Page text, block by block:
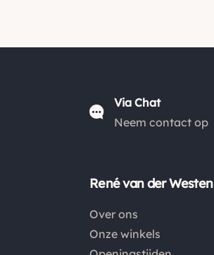
Via Chat
Neem contact op
René van der Westen
Over ons
Onze winkels